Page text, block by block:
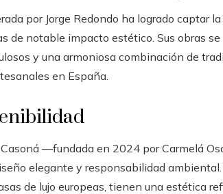
por Jorge Redondo ha logrado captar
de notable impacto estético. Sus obras
y una armoniosa combinación de
en España.
—fundada en 2024 por Carmelá
elegante y responsabilidad ambiental.
de lujo europeas, tienen una estética